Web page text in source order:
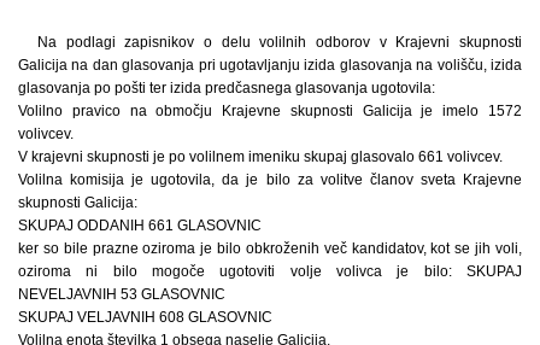
Na podlagi zapisnikov o delu volilnih odborov v Krajevni skupnosti
Galicija na dan glasovanja pri ugotavljanju izida glasovanja na volišču, izida
glasovanja po pošti ter izida predčasnega glasovanja ugotovila:
Volilno pravico na območju Krajevne skupnosti Galicija je imelo 1572
volivcev.
V krajevni skupnosti je po volilnem imeniku skupaj glasovalo 661 volivcev.
Volilna komisija je ugotovila, da je bilo za volitve članov sveta Krajevne
skupnosti Galicija:
SKUPAJ ODDANIH 661 GLASOVNIC
ker so bile prazne oziroma je bilo obkroženih več kandidatov, kot se jih voli,
oziroma ni bilo mogoče ugotoviti volje volivca je bilo: SKUPAJ
NEVELJAVNIH 53 GLASOVNIC
SKUPAJ VELJAVNIH 608 GLASOVNIC
Volilna enota številka 1 obsega naselje Galicija.